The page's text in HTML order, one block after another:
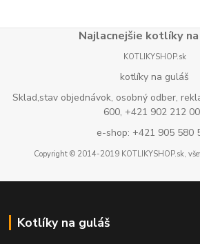
Najlacnejšie kotlíky
KOTLIKYSHOP.sk
kotlíky na guláš
Sklad,stav objednávok, osobný odber,
600, +421 902 212
e-shop: +421 905 580
Copyright © 2014-2019 KOTLIKYSHOP.sk,
Kotlíky na guláš